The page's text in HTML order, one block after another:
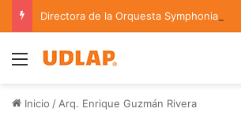
Menu
Inicio / Arq. Enrique Guzmán Rivera